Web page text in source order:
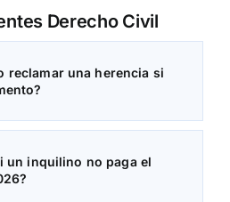
Derecho Civil
reclamar una herencia si
un inquilino no paga el